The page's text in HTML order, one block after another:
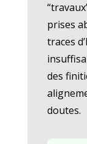
prises
traces
des
doutes.